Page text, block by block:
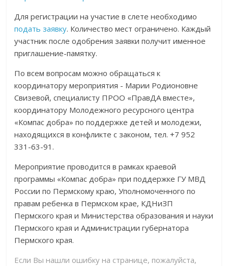
Для регистрации на участие в слете необходимо
подать заявку. Количество мест ограничено. Каждый
участник после одобрения заявки получит именное
приглашение-памятку.
По всем вопросам можно обращаться к
координатору мероприятия - Марии Родионовне
Свизевой, специалисту ПРОО «ПравДА вместе»,
координатору Молодежного ресурсного центра
«Компас добра» по поддержке детей и молодежи,
находящихся в конфликте с законом, тел. +7 952
331-63-91.
Мероприятие проводится в рамках краевой
программы «Компас добра» при поддержке ГУ МВД
России по Пермскому краю, Уполномоченного по
правам ребенка в Пермском крае, КДНиЗП
Пермского края и Министерства образования и науки
Пермского края и Администрации губернатора
Пермского края.
Если Вы нашли ошибку на странице, пожалуйста,